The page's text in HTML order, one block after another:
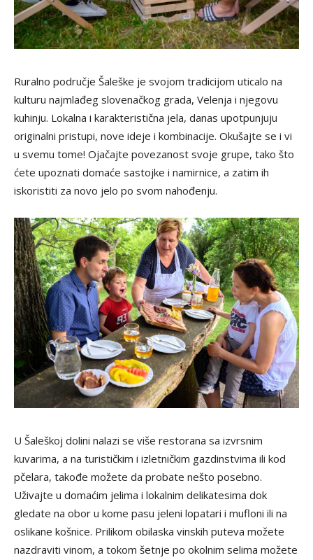
Ruralno područje Šaleške je svojom tradicijom uticalo na
kulturu najmlađeg slovenačkog grada, Velenja i njegovu
kuhinju. Lokalna i karakteristična jela, danas upotpunjuju
originalni pristupi, nove ideje i kombinacije. Okušajte se i vi
u svemu tome! Ojačajte povezanost svoje grupe, tako što
ćete upoznati domaće sastojke i namirnice, a zatim ih
iskoristiti za novo jelo po svom nahođenju.
U Šaleškoj dolini nalazi se više restorana sa izvrsnim
kuvarima, a na turističkim i izletničkim gazdinstvima ili kod
pčelara, takođe možete da probate nešto posebno.
Uživajte u domaćim jelima i lokalnim delikatesima dok
gledate na obor u kome pasu jeleni lopatari i mufloni ili na
oslikane košnice. Prilikom obilaska vinskih puteva možete
nazdraviti vinom, a tokom šetnje po okolnim selima možete